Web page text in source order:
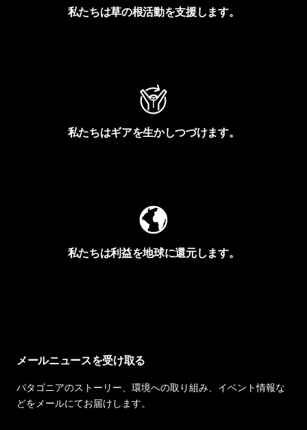
私たちは草の根活動を支援します。
私たちはギアを生かしつづけます。
私たちは利益を地球に還元します。
メールニュースを受け取る
パタゴニアのストーリー、環境への取り組み、イベント情報な
どをメールにてお届けします。